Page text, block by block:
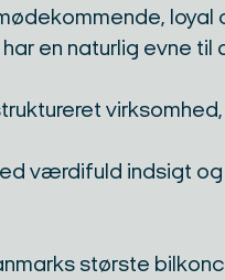
en naturlig evne til
værdifuld indsigt
største